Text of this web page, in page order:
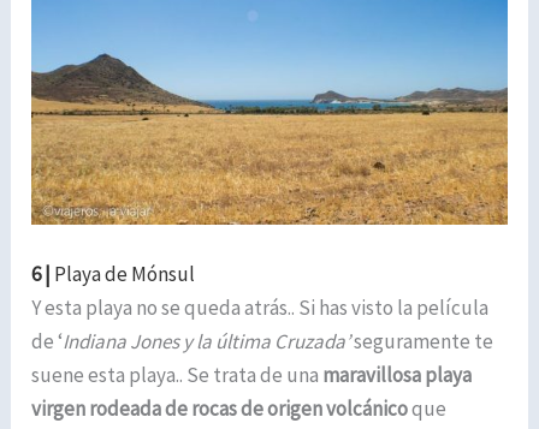
6 | Playa de Mónsul
Y esta playa no se queda atrás.. Si has visto la película
de ‘Indiana Jones y la última Cruzada’seguramente te
suene esta playa.. Se trata de una maravillosa playa
virgen rodeada de rocas de origen volcánicoque